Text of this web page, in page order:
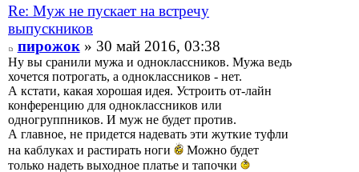
Re: Муж не пускает на встречу
выпускников
пирожок» 30 май 2016, 03:38
Ну вы сранили мужа и одноклассников. Мужа ведь
хочется потрогать, а одноклассников - нет.
А кстати, какая хорошая идея. Устроить от-лайн
конференцию для одноклассников или
одногруппников. И муж не будет против.
А главное, не придется надевать эти жуткие туфли
на каблуках и растирать ноги
Можно будет
только надеть выходное платье и тапочки